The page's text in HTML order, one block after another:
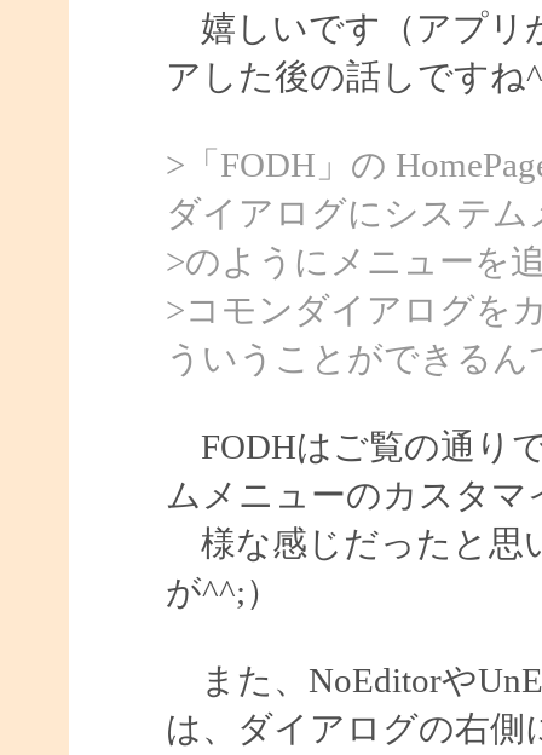
嬉しいです（アプリ
アした後の話しですね
>「FODH」の
ダイアログにシステム
>のようにメニューを
>コモンダイアログを
ういうことができるん
FODHはご覧の通り
ムメニューのカスタマ
様な感じだったと思
が^^;）
また、NoEditorや
は、ダイアログの右側